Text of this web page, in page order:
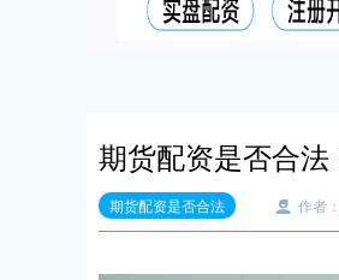
期货配资是否合
期货配资是否合法 作者